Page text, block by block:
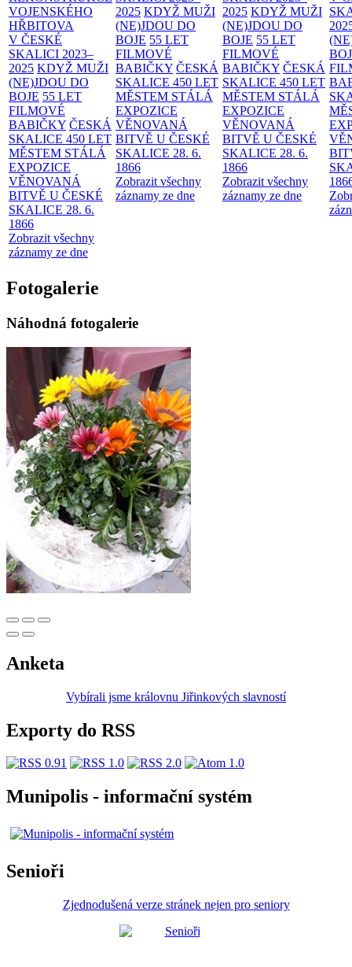
VOJENSKÉHO
HŘBITOVA
V ČESKÉ
SKALICI 2023–
2025 KDYŽ MUŽI
(NE)JDOU DO
BOJE 55 LET
FILMOVÉ
BABIČKY ČESKÁ
SKALICE 450 LET
MĚSTEM STÁLÁ
EXPOZICE
VĚNOVANÁ
BITVĚ U ČESKÉ
SKALICE 28. 6.
1866
Zobrazit všechny
záznamy ze dne
2025 KDYŽ MUŽI
(NE)JDOU DO
BOJE 55 LET
FILMOVÉ
BABIČKY ČESKÁ
SKALICE 450 LET
MĚSTEM STÁLÁ
EXPOZICE
VĚNOVANÁ
BITVĚ U ČESKÉ
SKALICE 28. 6.
1866
Zobrazit všechny
záznamy ze dne
2025 KDYŽ MUŽI
(NE)JDOU DO
BOJE 55 LET
FILMOVÉ
BABIČKY ČESKÁ
SKALICE 450 LET
MĚSTEM STÁLÁ
EXPOZICE
VĚNOVANÁ
BITVĚ U ČESKÉ
SKALICE 28. 6.
1866
Zobrazit všechny
záznamy ze dne
Fotogalerie
Náhodná fotogalerie
Anketa
Vybírali jsme královnu Jiřinkových slavností
Exporty do RSS
Munipolis - informační systém
Senioři
Zjednodušená verze stránek nejen pro seniory